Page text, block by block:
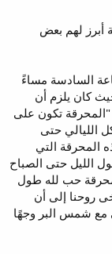
أبرز لهم بعض
السادسة مساءً
كان يلزم أن
"المحرقة تكون على
الليالي حتى
تتقد عليه" [9]. ما هذه المحرقة التي
الليل حتى الصباح
محرقة حب لله طول
روحنا إلى أن
مع شمس البر وجهًا